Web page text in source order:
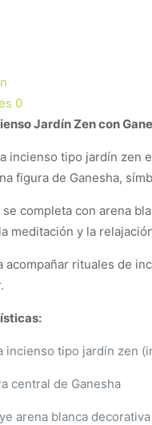
0
Jardín Zen con
incienso tipo jardín zen
figura de Ganesha,
se completa con arena
meditación y la
acompañar rituales de
incienso tipo jardín zen
central de Ganesha
arena blanca decorativa